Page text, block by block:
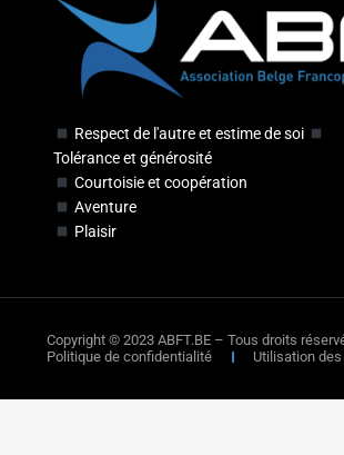
Respect de l'autre et estime de soi
Tolérance et générosité
Courtoisie et coopération
Aventure
Plaisir
Copyright © 2023 ABFT.BE – Tous droits
Politique de confidentialité
Utilisation